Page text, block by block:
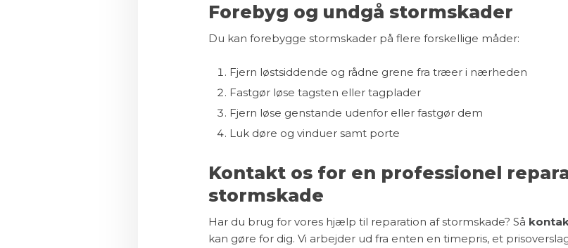
Forebyg og undgå stormskader
Du kan forebygge stormskader på flere forskellige måder:
​Fjern løstsiddende og rådne grene fra træer i nærheden
​Fastgør løse tagsten eller tagplader
​Fjern løse genstande udenfor eller fastgør dem
​Luk døre og vinduer samt porte
Kontakt os for en professionel
stormskade
Har du brug for vores hjælp til reparation af stormskade? Så
kan gøre for dig. Vi arbejder ud fra enten en timepris, et